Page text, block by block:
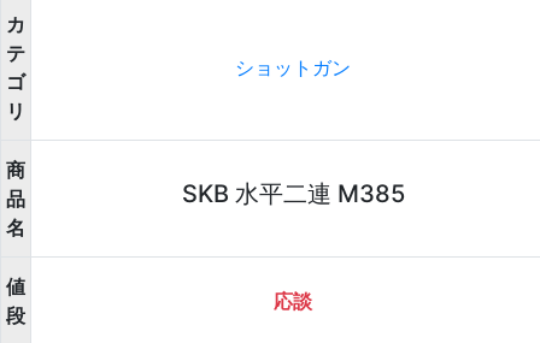
カ
テ
ゴ
リ
ショットガン
商
品
名
SKB 水平二連 M385
値
段
応談